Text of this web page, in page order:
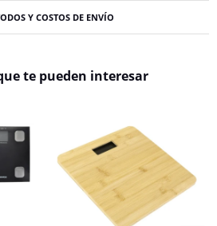
Y COSTOS DE ENVÍO
te pueden interesar